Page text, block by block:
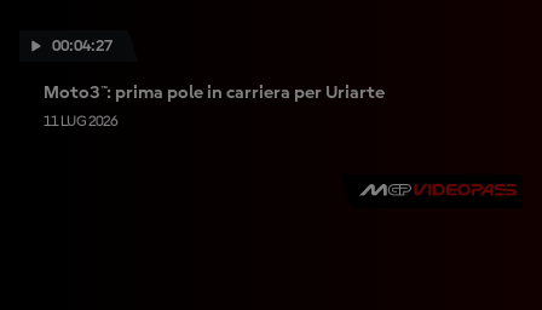
00:04:27
Moto3™: prima pole in carriera per Uriarte
11 LUG 2026